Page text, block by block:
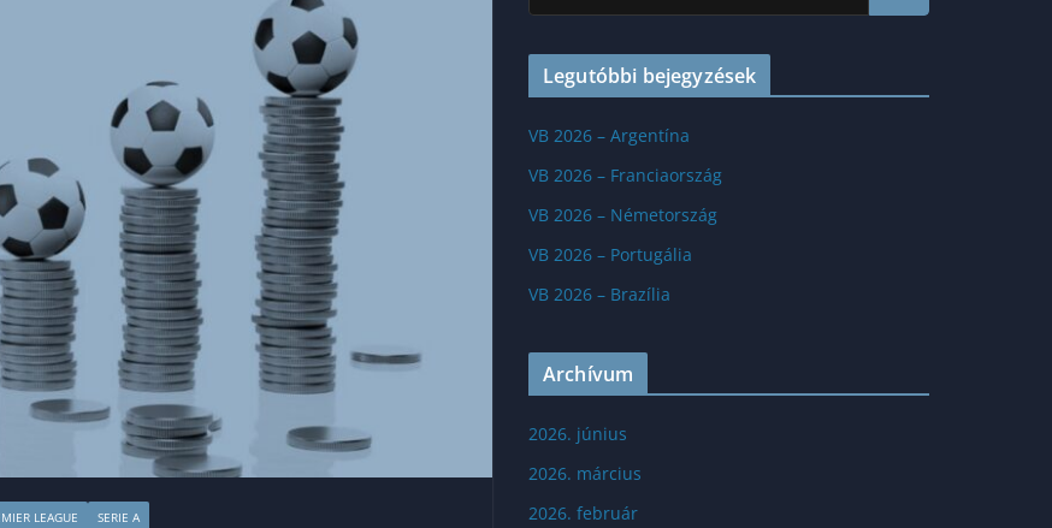
LEAGUE SERIE A
Legutóbbi bejegyzések
VB 2026 – Argentína
VB 2026 – Franciaország
VB 2026 – Németország
VB 2026 – Portugália
VB 2026 – Brazília
Archívum
2026. június
2026. március
2026. február